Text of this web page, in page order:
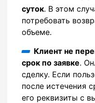
суток. В этом
потребовать
объеме.
Клиент не
срок по заявке.
сделку. Если
после истечения
его реквизиты с